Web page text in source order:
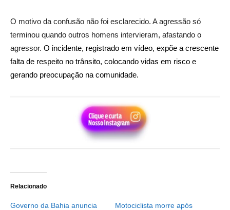
O motivo da confusão não foi esclarecido. A agressão só
terminou quando outros homens intervieram, afastando o
agressor. O incidente, registrado em vídeo, expõe a crescente
falta de respeito no trânsito, colocando vidas em risco e
gerando preocupação na comunidade.
Relacionado
Governo da Bahia anuncia
Motociclista morre após